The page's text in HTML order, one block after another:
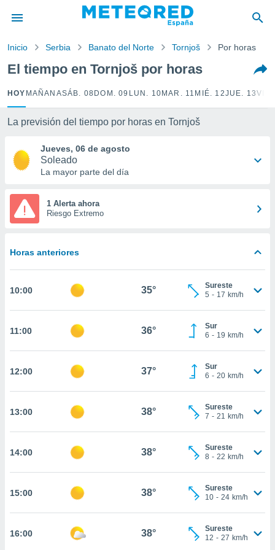
por
para
que se
calidad.
a este
y
digital
basada
seguir
a la
todas
nuestros
análisis
así como
en
CONFIGURACIÓN
Inicio Serbia Banato del Norte Tornjoš Por horas
El tiempo en Tornjoš por horas
HOY MAÑANASÁB. 08 DOM. 09 LUN. 10 MAR. 11 MIÉ. 12JUE. 13VIE.
La previsión del tiempo por horas en Tornjoš
Jueves, 06 de agosto
Soleado
La mayor parte del día
1 Alerta ahora
Riesgo Extremo
Horas anteriores
10:00 35°
Sureste
5 - 17 km/h
11:00 36°
Sur
6 - 19 km/h
12:00 37°
Sur
6 - 20 km/h
13:00 38°
Sureste
7 - 21 km/h
14:00 38°
Sureste
8 - 22 km/h
15:00 38°
Sureste
10 - 24 km/h
16:00 38°
Sureste
12 - 27 km/h